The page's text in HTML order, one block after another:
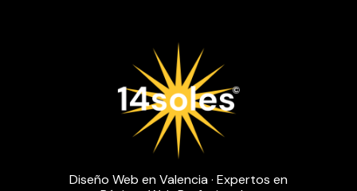
Diseño Web en Valencia · Expertos en